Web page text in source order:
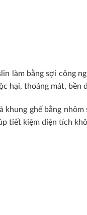
làm bằng sợi công
hại, thoáng mát, bền
ghế bằng
tiết kiệm diện tích